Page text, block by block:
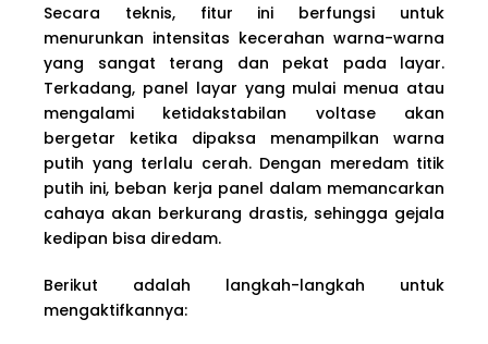
Secara teknis, fitur ini berfungsi untuk
menurunkan intensitas kecerahan warna-warna
yang sangat terang dan pekat pada layar.
Terkadang, panel layar yang mulai menua atau
mengalami ketidakstabilan voltase akan
bergetar ketika dipaksa menampilkan warna
putih yang terlalu cerah. Dengan meredam titik
putih ini, beban kerja panel dalam memancarkan
cahaya akan berkurang drastis, sehingga gejala
kedipan bisa diredam.
Berikut adalah langkah-langkah untuk
mengaktifkannya: